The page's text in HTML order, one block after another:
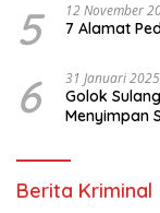
5 12 November
7 Alamat
6 31 Januari 2025
Golok
Menyimpan
Berita Kriminal